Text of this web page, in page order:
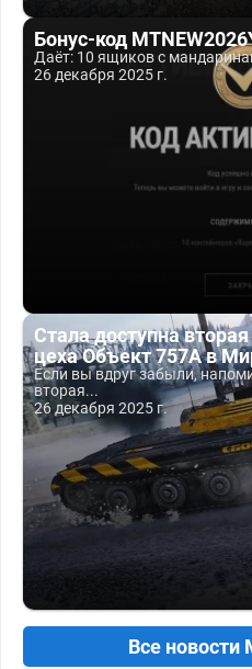
Бонус-код
Даёт: 10 ящиков с
26 декабря 2025 г.
Стала доступна
цеха Объект 757А в
Если вы вдруг забыли,
вторая...
26 декабря 2025 г.
Все новости